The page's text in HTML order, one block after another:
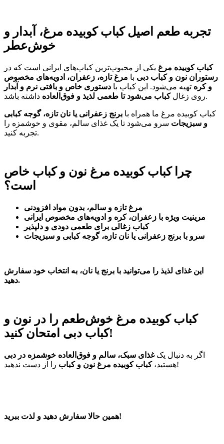
تجربه طعم اصیل کباب کوبیده مرغ، آبدار و
خوش‌عطر
کباب کوبیده مرغ یکی از محبوب‌ترین کباب‌های ایرانی است که در
رستوران نون و کباب دبی با مرغ تازه، زعفران، ادویه‌های مخصوص
و کره تهیه می‌شود. این کباب با دستوری خاص و بافتی نرم و آبدار
روی زغالکباب می‌شود تا طعمی لذیذ و فوق‌العاده داشته باشد.
کباب کوبیده مرغ ما همراه با برنج زعفرانی یا نان تازه، گوجه کبابی
و سبزیجات سرو می‌شود تا یک غذای سالم، مقوی و خوشمزه را
تجربه کنید.
چرا کباب کوبیده مرغ نون و کباب خاص
است؟
مرغ تازه و سالم، بدون مواد افزودنی
مرینیت ویژه با زعفران، کره و ادویه‌های مخصوص ایرانی
کباب زغالی برای طعمی دودی و دلپذیر
سرو با برنج زعفرانی یا نان تازه، گوجه کبابی و سبزیجات
این غذای لذیذ را می‌توانید با برنج یا نان، به انتخاب خود سفارش
دهید.
کباب کوبیده مرغ خوش‌طعم را در نون و
کباب دبی امتحان کنید!
اگر به دنبال یکغذای سبک، سالم و فوق‌العاده خوشمزه در دبی
هستید،کباب کوبیده مرغ نون و کباب را از دست ندهید!
همین حالا سفارش دهید و لذت ببرید!